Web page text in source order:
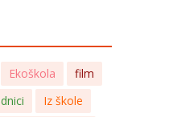
Ekoškola
film
Iz škole